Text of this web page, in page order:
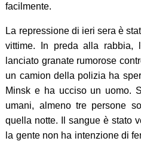
facilmente.
La repressione di ieri sera è
vittime. In preda alla rabbia,
lanciato granate rumorose
un camion della polizia ha
Minsk e ha ucciso un uomo.
umani, almeno tre persone
quella notte. Il sangue è stato
la gente non ha intenzione di